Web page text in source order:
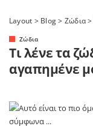
Layout > Blog> Ζώδια>
Ζώδια
Τι λένε τα
αγαπημένε